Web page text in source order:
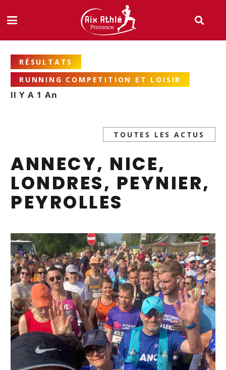
RÉSULTATS
RUNNING COMPETITION ET LOISIR
Il Y A 1 An
TOUTES LES ACTUS
ANNECY, NICE,
LONDRES, PEYNIER,
PEYROLLES